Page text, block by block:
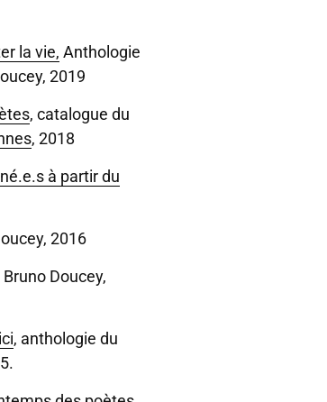
la vie, Anthologie
2019
, catalogue du
, 2018
à partir du
2016
Doucey,
, anthologie du